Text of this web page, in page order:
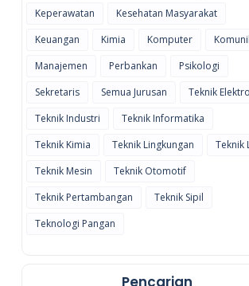
Keperawatan
Kesehatan Masyarakat
Keuangan
Kimia Komputer
Manajemen
Perbankan
Psikologi
Sekretaris
Semua Jurusan
Teknik Elektro
Teknik Industri
Teknik Informatika
Teknik Kimia
Teknik Lingkungan
Teknik
Teknik Mesin
Teknik Otomotif
Teknik Pertambangan
Teknik Sipil
Teknologi Pangan
Pencarian